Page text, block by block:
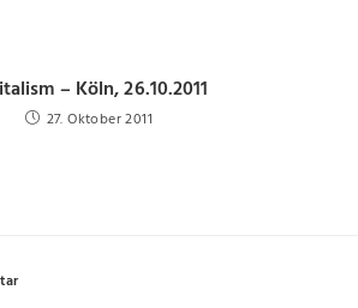
– Köln, 26.10.2011
27. Oktober 2011